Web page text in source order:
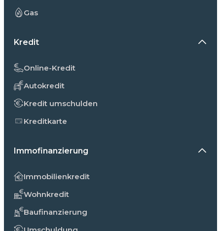
Gas
Kredit
Online-Kredit
Autokredit
Kredit umschulden
Kreditkarte
Immofinanzierung
Immobilienkredit
Wohnkredit
Baufinanzierung